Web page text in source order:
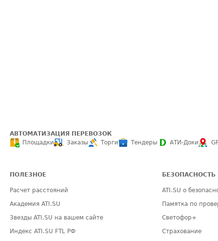
АВТОМАТИЗАЦИЯ ПЕРЕВОЗОК
Площадки
Заказы Торги Тендеры АТИ-Доки
ПОЛЕЗНОЕ
Расчет расстояний
Академия ATI.SU
Звезды ATI.SU на вашем сайте
Индекс ATI.SU FTL РФ
БЕЗОПАСНОСТЬ
ATI.SU о
Памятка по
Светофор+
Страхование